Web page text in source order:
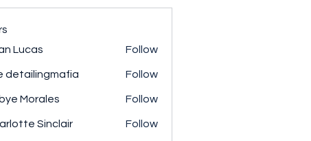
Lucas
Follow
detailingmafia Follow
Morales Follow
Sinclair Follow